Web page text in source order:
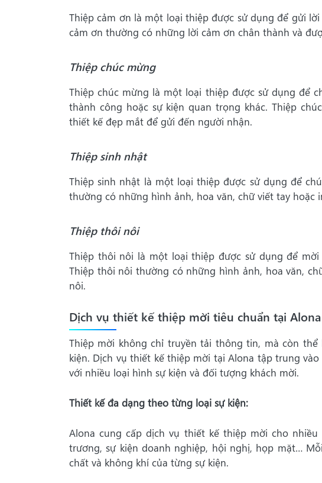
Thiệp cảm ơn là một loại thiệp được sử dụng để gửi
cảm ơn thường có những lời cảm ơn chân thành và
Thiệp chúc mừng
Thiệp chúc mừng là một loại thiệp được sử dụng để
thành công hoặc sự kiện quan trọng khác. Thiệp
thiết kế đẹp mắt để gửi đến người nhận.
Thiệp sinh nhật
Thiệp sinh nhật là một loại thiệp được sử dụng để
thường có những hình ảnh, hoa văn, chữ viết tay hoặc
Thiệp thôi nôi
Thiệp thôi nôi là một loại thiệp được sử dụng để
Thiệp thôi nôi thường có những hình ảnh, hoa văn,
nôi.
Dịch vụ thiết kế thiệp mời tiêu chuẩn tại Alona
Thiệp mời không chỉ truyền tải thông tin, mà còn
kiện. Dịch vụ thiết kế thiệp mời tại Alona tập trung
với nhiều loại hình sự kiện và đối tượng khách mời.
Thiết kế đa dạng theo từng loại sự kiện:
Alona cung cấp dịch vụ thiết kế thiệp mời cho
trương, sự kiện doanh nghiệp, hội nghị, họp mặt…
chất và không khí của từng sự kiện.